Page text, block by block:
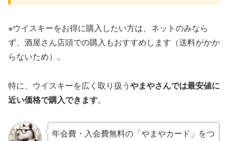
※ウイスキーをお得に購入したい方は、ネットのみなら
ず、酒屋さん店頭での購入もおすすめします（送料がかか
らないため）。
特に、ウイスキーを広く取り扱うやまやさんでは最安値に
近い価格で購入できます。
年会費・入会費無料の「やまやカード」をつ